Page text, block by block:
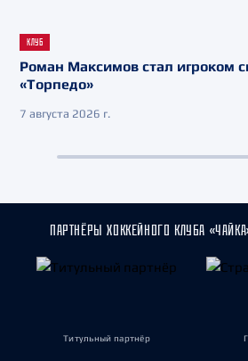
КЛУБ
Роман Максимов стал игроком
«Торпедо»
7 августа 2026 г.
ПАРТНЁРЫ ХОККЕЙНОГО КЛУБА
Титульный партнёр